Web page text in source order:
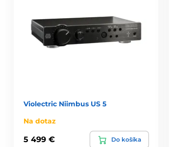
Violectric Niimbus US 5
Na dotaz
5 499 € Do košíka